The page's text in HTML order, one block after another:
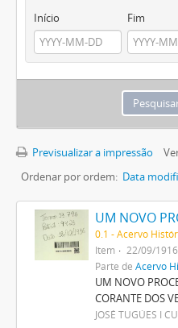
Início Fim
Previsualizar a impressão
Ordenar por ordem: Data
0.1 - Acervo
Item
22/09/1916
Parte de Acervo
UM NOVO
CORANTE DOS
JOSÉ TUGÚES I